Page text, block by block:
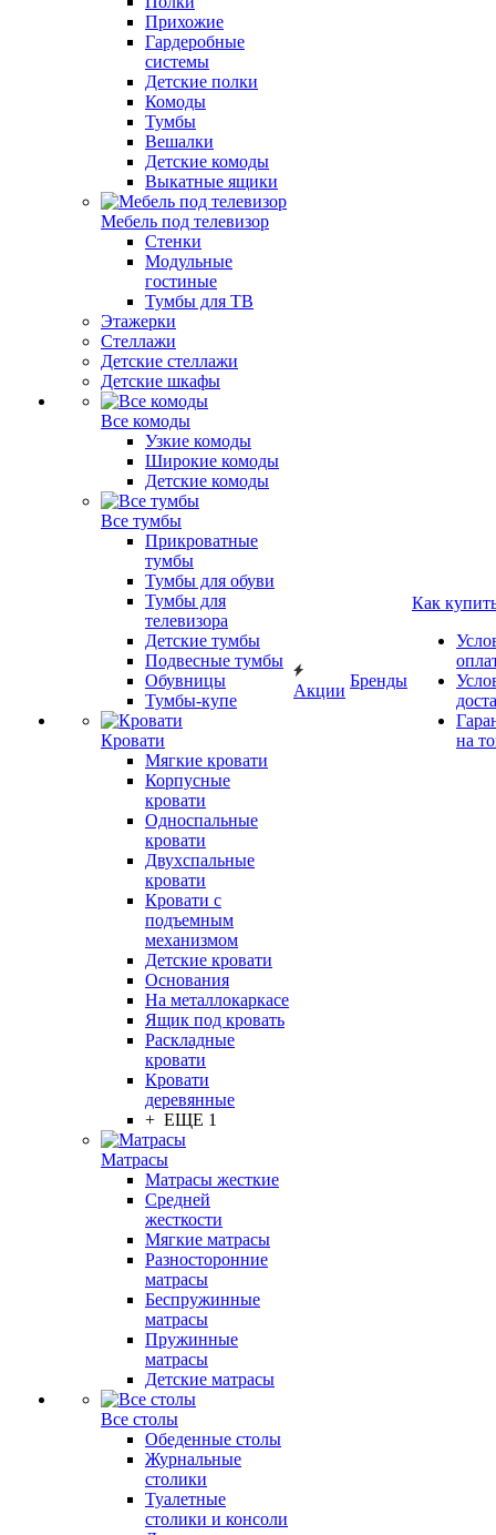
Прихожие
Гардеробные
системы
Детские полки
Комоды
Тумбы
Вешалки
Детские комоды
Выкатные ящики
Мебель под телевизор
Стенки
Модульные
гостиные
Тумбы для ТВ
Этажерки
Стеллажи
Детские стеллажи
Детские шкафы
Все комоды
Узкие комоды
Широкие комоды
Детские комоды
Все тумбы
Прикроватные
тумбы
Тумбы для обуви
Тумбы для
телевизора
Детские тумбы
Подвесные тумбы
Обувницы
Тумбы-купе
Кровати
Мягкие кровати
Корпусные
кровати
Односпальные
кровати
Двухспальные
кровати
Кровати с
подъемным
механизмом
Детские кровати
Основания
На металлокаркасе
Ящик под кровать
Раскладные
кровати
Кровати
деревянные
+ ЕЩЕ 1
Матрасы
Матрасы жесткие
Средней
жесткости
Мягкие матрасы
Разносторонние
матрасы
Беспружинные
матрасы
Пружинные
матрасы
Детские матрасы
Все столы
Обеденные столы
Журнальные
столики
Туалетные
столики и консоли
Акции
Бренды
Как
на